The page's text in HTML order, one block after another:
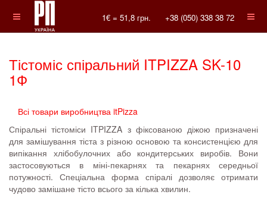
1€ = 51,8 грн. +38 (050) 338 38 72
Тістоміс спіральний ITPIZZA SK-10
1Ф
Всі товари виробництва itPizza
Спіральні тістоміси ITPIZZA з фіксованою діжою призначені
для замішування тіста з різною основою та консистенцією для
випікання хлібобулочних або кондитерських виробів. Вони
застосовуються в міні-пекарнях та пекарнях середньої
потужності. Спеціальна форма спіралі дозволяє отримати
чудово замішане тісто всього за кілька хвилин.